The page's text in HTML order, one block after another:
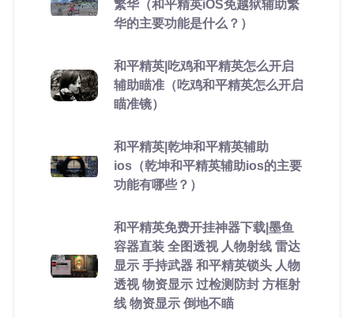
繁华（和平精英iOS免越狱辅助繁
华的主要功能是什么？）
和平精英|吃鸡和平精英怎么开启
辅助瞄准（吃鸡和平精英怎么开启
瞄准镜）
和平精英|乾坤和平精英辅助
ios（乾坤和平精英辅助ios的主要
功能有哪些？）
和平精英免费开挂神器下载|墨鱼
容器直装 全图透视 人物射线 雷达
显示 手持武器 和平精英锁头 人物
透视 物资显示 过检测防封 方框射
线 物资显示 倒地不瞄